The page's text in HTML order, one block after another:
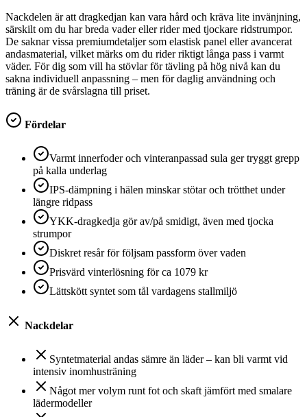
Nackdelen är att dragkedjan kan vara hård och kräva lite invänjning,
särskilt om du har breda vader eller rider med tjockare ridstrumpor.
De saknar vissa premiumdetaljer som elastisk panel eller avancerat
andasmaterial, vilket märks om du rider riktigt långa pass i varmt
väder. För dig som vill ha stövlar för tävling på hög nivå kan du
sakna individuell anpassning – men för daglig användning och
träning är de svårslagna till priset.
Fördelar
Varmt innerfoder och vinteranpassad sula ger tryggt grepp
på kalla underlag
IPS-dämpning i hälen minskar stötar och trötthet under
längre ridpass
YKK-dragkedja gör av/på smidigt, även med tjocka
strumpor
Diskret resår för följsam passform över vaden
Prisvärd vinterlösning för ca 1079 kr
Lättskött syntet som tål vardagens stallmiljö
Nackdelar
Syntetmaterial andas sämre än läder – kan bli varmt vid
intensiv inomhusträning
Något mer volym runt fot och skaft jämfört med smalare
lädermodeller